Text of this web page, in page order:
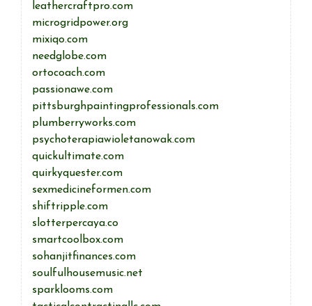
leathercraftpro.com
microgridpower.org
mixiqo.com
needglobe.com
ortocoach.com
passionawe.com
pittsburghpaintingprofessionals.com
plumberryworks.com
psychoterapiawioletanowak.com
quickultimate.com
quirkyquester.com
sexmedicineformen.com
shiftripple.com
slotterpercaya.co
smartcoolbox.com
sohanjitfinances.com
soulfulhousemusic.net
sparklooms.com